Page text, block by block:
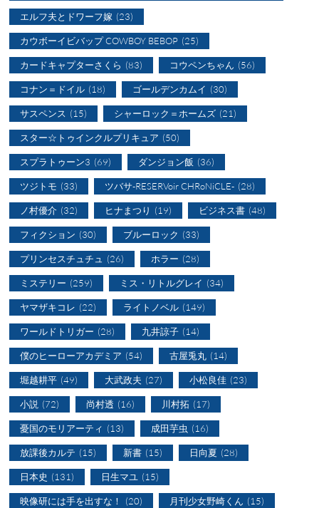
エルフ夫とドワーフ嫁 (23)
カウボーイビバップ COWBOY BEBOP (25)
カードキャプターさくら (83) コウペンちゃん (56)
コナン＝ドイル (18) ゴールデンカムイ (30)
サスペンス (15) シャーロック＝ホームズ (21)
スター☆トゥインクルプリキュア (50)
スプラトゥーン3 (69) ダンジョン飯 (36)
ツジトモ (33) ツバサ-RESERVoir CHRoNiCLE- (28)
ノ村優介 (32) ヒナまつり (19) ビジネス書 (48)
フィクション (30) ブルーロック (33)
プリンセスチュチュ (26) ホラー (28)
ミステリー (259) ミス・リトルグレイ (34)
ヤマザキコレ (22) ライトノベル (149)
ワールドトリガー (28) 九井諒子 (14)
僕のヒーローアカデミア (54) 古屋兎丸 (14)
堀越耕平 (49) 大武政夫 (27) 小松良佳 (23)
小説 (72) 尚村透 (16) 川村拓 (17)
憂国のモリアーティ (13) 成田芋虫 (16)
放課後カルテ (15) 新書 (15) 日向夏 (28)
日本史 (131) 日生マユ (15)
映像研には手を出すな！ (20) 月刊少女野崎くん (15)